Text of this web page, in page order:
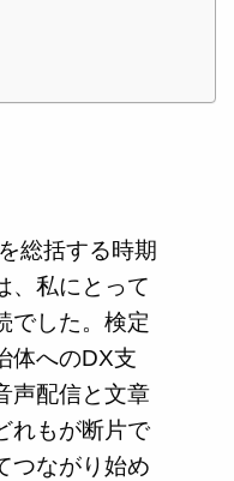
総括する時期
、私にとって
でした。検定
体へのDX支
声配信と文章
れもが断片で
つながり始め